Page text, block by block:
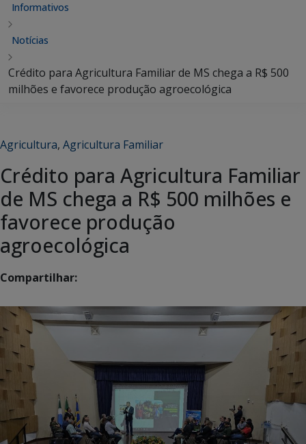
Informativos
Notícias
Crédito para Agricultura Familiar de MS chega a R$ 500
milhões e favorece produção agroecológica
Agricultura, Agricultura Familiar
Crédito para Agricultura Familiar
de MS chega a R$ 500 milhões e
favorece produção
agroecológica
Compartilhar: